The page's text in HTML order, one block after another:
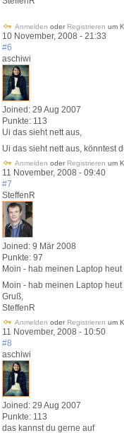
Anmelden oder Registrieren um
10 November, 2008 - 21:33
#6
aschiwi
Joined: 29 Aug 2007
Punkte: 113
Ui das sieht nett aus,
Ui das sieht nett aus, könntest
Anmelden oder Registrieren um
11 November, 2008 - 09:40
#7
SteffenR
Joined: 9 Mär 2008
Punkte: 97
Moin - hab meinen Laptop heut
Moin - hab meinen Laptop
Gruß,
SteffenR
Anmelden oder Registrieren um
11 November, 2008 - 10:50
#8
aschiwi
Joined: 29 Aug 2007
Punkte: 113
das kannst du gerne auf